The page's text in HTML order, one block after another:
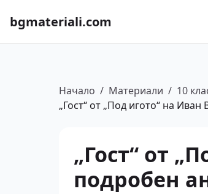
bgmateriali.com
Начало / Материали / 10
„Гост“ от „Под игото“ на
„Гост“ от
подробен